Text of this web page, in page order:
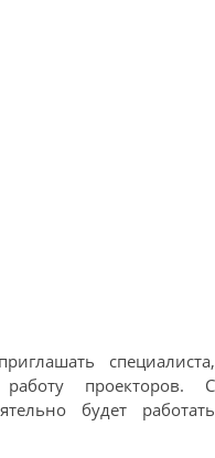
специалиста,
проекторов. С
будет работать